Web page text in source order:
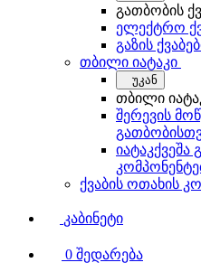
გათბობის
ელექტრო
გაზის
თბილი იატაკი
უკან
თბილი
შერევის
იატაკქვეშა
ქვაბის ოთახის
კაბინეტი
0 შედარება